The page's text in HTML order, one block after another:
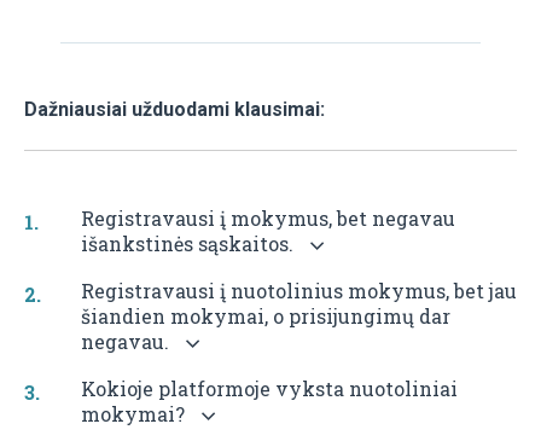
Dažniausiai užduodami klausimai:
Registravausi į mokymus, bet negavau
išankstinės sąskaitos.
Registravausi į nuotolinius mokymus, bet jau
šiandien mokymai, o prisijungimų dar
negavau.
Kokioje platformoje vyksta nuotoliniai
mokymai?